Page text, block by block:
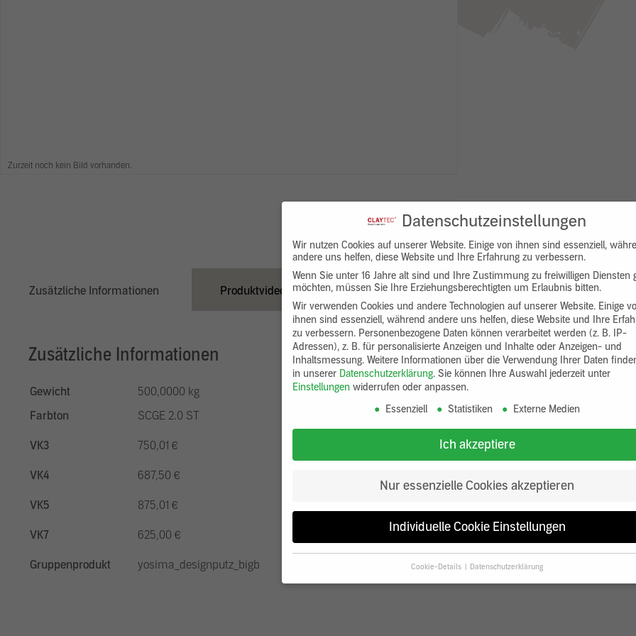
Zurzeit noch kein Bild vorhanden.
Zusätzliche Informationen Produktvideo Downloads Produktbeschreibung
Zusätzliche Informationen
Gewicht
500,0000 kg
Farbton
SCGE 2.0 ST
VK3 750,01 €
VK4 687,50 €
VK5 875,01 €
VK7 625,00 €
Gruppenprodukt yosima_designputz_bigb
Datenschutzeinstellungen
Wir nutzen Cookies auf unserer Website. Einige von ihnen sind essenziell,
andere uns helfen, diese Website und Ihre Erfahrung zu verbessern.
Wenn Sie unter 16 Jahre alt sind und Ihre Zustimmung zu freiwilligen Diensten
möchten, müssen Sie Ihre Erziehungsberechtigten um Erlaubnis bitten.
Wir verwenden Cookies und andere Technologien auf unserer Website. Einige
ihnen sind essenziell, während andere uns helfen, diese Website und Ihre
zu verbessern. Personenbezogene Daten können verarbeitet werden (z. B. IP-
Adressen), z. B. für personalisierte Anzeigen und Inhalte oder Anzeigen- und
Inhaltsmessung. Weitere Informationen über die Verwendung Ihrer Daten
in unserer Datenschutzerklärung. Sie können Ihre Auswahl jederzeit unter
Einstellungen widerrufen oder anpassen.
Essenziell
Statistiken Externe Medien
Ich akzeptiere
Nur essenzielle Cookies akzeptieren
Individuelle Cookie Einstellungen
Cookie-Details Datenschutzerklärung
Datenschutzeinstellungen